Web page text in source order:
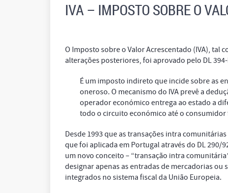
IVA – IMPOSTO SOBRE O
O Imposto sobre o Valor Acrescentado (IVA), tal
alterações posteriores, foi aprovado pelo DL
É um imposto indireto que incide sobre as
oneroso. O mecanismo do IVA prevê a
operador económico entrega ao estado a
todo o circuito económico até o
Desde 1993 que as transações intra
que foi aplicada em Portugal através do DL
um novo conceito – “transação intra
designar apenas as entradas de mercadorias
integrados no sistema fiscal da União Europeia.